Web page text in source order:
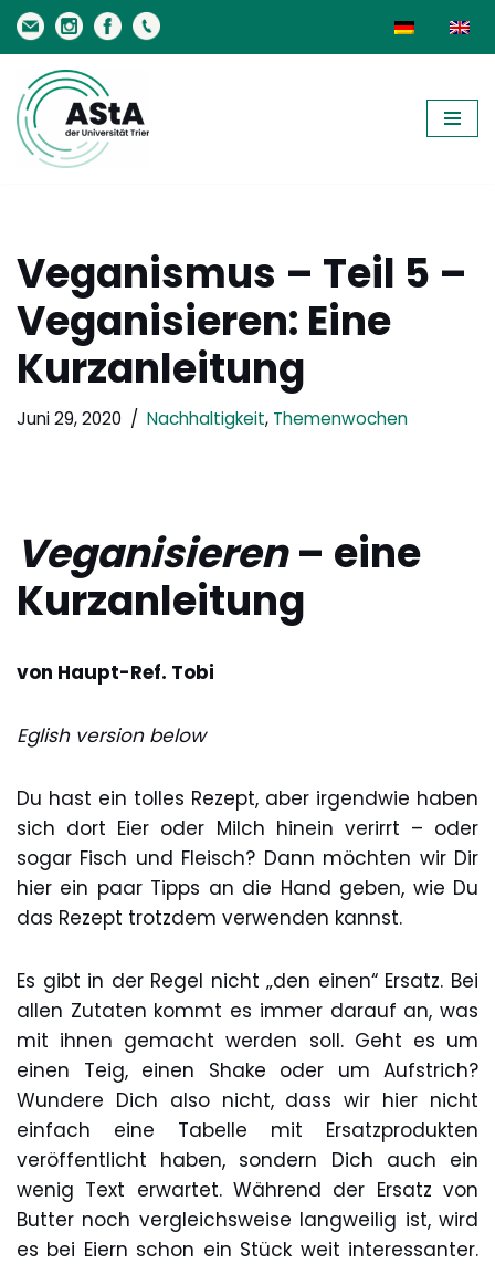
Zum
Inhalt
springen
Veganismus – Teil 5 –
Veganisieren: Eine
Kurzanleitung
Juni 29, 2020 Nachhaltigkeit, Themenwochen
Veganisieren– eine
Kurzanleitung
von Haupt-Ref. Tobi
Eglish version below
Du hast ein tolles Rezept, aber irgendwie haben
sich dort Eier oder Milch hinein verirrt – oder
sogar Fisch und Fleisch? Dann möchten wir Dir
hier ein paar Tipps an die Hand geben, wie Du
das Rezept trotzdem verwenden kannst.
Es gibt in der Regel nicht „den einen“ Ersatz. Bei
allen Zutaten kommt es immer darauf an, was
mit ihnen gemacht werden soll. Geht es um
einen Teig, einen Shake oder um Aufstrich?
Wundere Dich also nicht, dass wir hier nicht
einfach eine Tabelle mit Ersatzprodukten
veröffentlicht haben, sondern Dich auch ein
wenig Text erwartet. Während der Ersatz von
Butter noch vergleichsweise langweilig ist, wird
es bei Eiern schon ein Stück weit interessanter.